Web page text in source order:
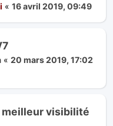
« 16 avril 2019, 09:49
« 20 mars 2019, 17:02
visibilité